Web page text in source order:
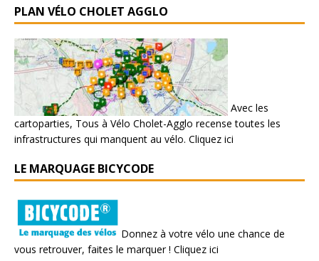
PLAN VÉLO CHOLET AGGLO
Avec les
cartoparties, Tous à Vélo Cholet-Agglo recense toutes les
infrastructures qui manquent au vélo. Cliquez ici
LE MARQUAGE BICYCODE
Donnez à votre vélo une chance de
vous retrouver, faites le marquer ! Cliquez ici